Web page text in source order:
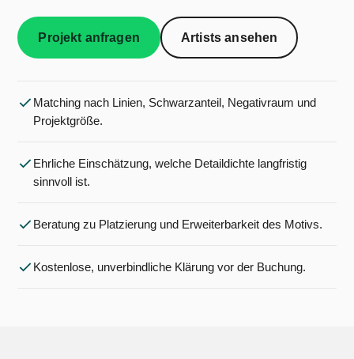
Projekt anfragen Artists ansehen
Matching nach Linien, Schwarzanteil, Negativraum und
Projektgröße.
Ehrliche Einschätzung, welche Detaildichte langfristig
sinnvoll ist.
Beratung zu Platzierung und Erweiterbarkeit des Motivs.
Kostenlose, unverbindliche Klärung vor der Buchung.